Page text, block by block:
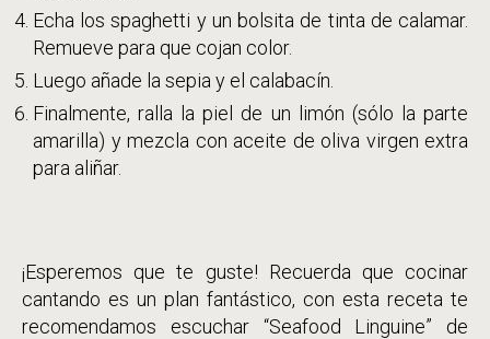
Echa los spaghetti y un bolsita de tinta de calamar.
Remueve para que cojan color.
Luego añade la sepia y el calabacín.
Finalmente, ralla la piel de un limón (sólo la parte
amarilla) y mezcla con aceite de oliva virgen extra
para aliñar.
¡Esperemos que te guste! Recuerda que cocinar
cantando es un plan fantástico, con esta receta te
recomendamos escuchar “Seafood Linguine” de